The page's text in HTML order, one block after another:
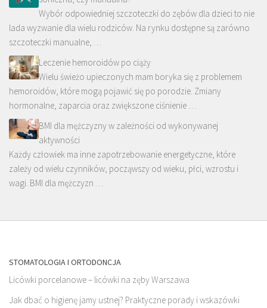
Wybór odpowiedniej szczoteczki do zębów dla dzieci to nie
lada wyzwanie dla wielu rodziców. Na rynku dostępne są zarówno
szczoteczki manualne, …
Leczenie hemoroidów po ciąży
Wielu świeżo upieczonych mam boryka się z problemem
hemoroidów, które mogą pojawić się po porodzie. Zmiany
hormonalne, zaparcia oraz zwiększone ciśnienie …
BMI dla mężczyzny w zależności od wykonywanej
aktywności
Każdy człowiek ma inne zapotrzebowanie energetyczne, które
zależy od wielu czynników, począwszy od wieku, płci, wzrostu i
wagi. BMI dla mężczyzn …
STOMATOLOGIA I ORTODONCJA
Licówki porcelanowe – licówki na zęby Warszawa
Jak dbać o higienę jamy ustnej? Praktyczne porady i wskazówki